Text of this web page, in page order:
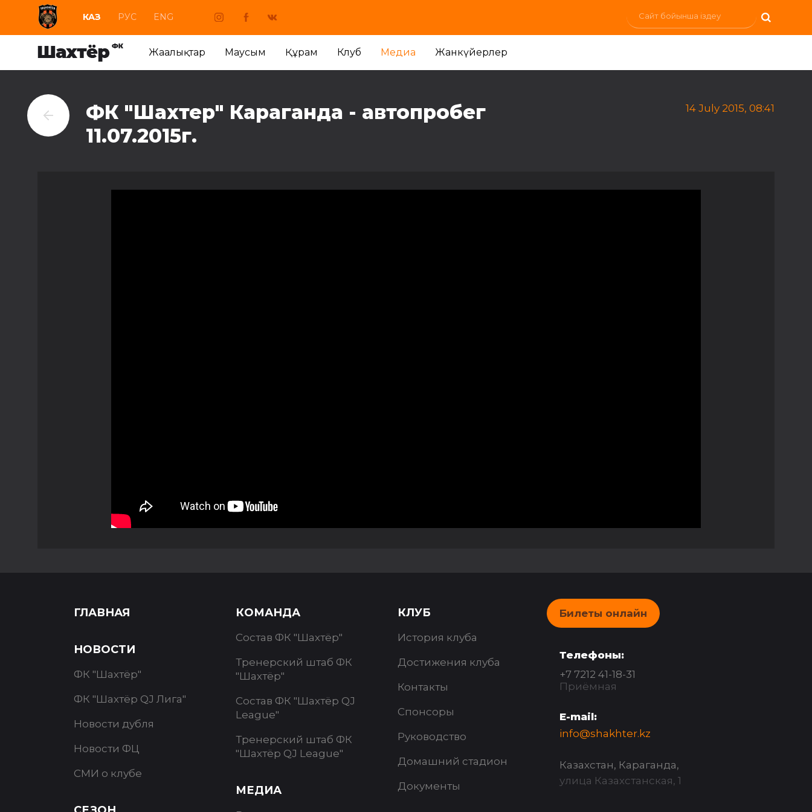
КАЗ РУС ENG
Жаңалықтар Маусым Құрам Клуб Медиа Жанкүйерлер
ФК "Шахтер" Караганда - автопробег
11.07.2015г.
14 July 2015, 08:41
ГЛАВНАЯ
НОВОСТИ
ФК "Шахтёр"
ФК "Шахтёр QJ Лига"
Новости дубля
Новости ФЦ
СМИ о клубе
КОМАНДА
Состав ФК "Шахтёр"
Тренерский штаб ФК
"Шахтёр"
Состав ФК "Шахтёр QJ
League"
Тренерский штаб ФК
"Шахтёр QJ League"
МЕДИА
КЛУБ
История клуба
Достижения клуба
Контакты
Спонсоры
Руководство
Домашний стадион
Документы
Билеты онлайн
Телефоны:
+7 7212 41-18-31
Приёмная
E-mail:
info@shakhter.kz
Казахстан, Караганда,
улица Казахстанская, 1